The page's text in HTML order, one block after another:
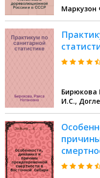
Маркузон
Бирюкова
И.С.,